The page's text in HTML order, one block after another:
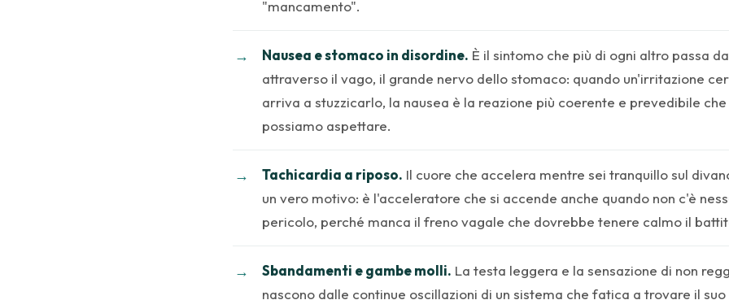
"mancamento".
Nausea e stomaco in disordine. È il sintomo che più di ogni altro passa
attraverso il vago, il grande nervo dello stomaco: quando un'irritazione
arriva a stuzzicarlo, la nausea è la reazione più coerente e prevedibile che
possiamo aspettare.
Tachicardia a riposo. Il cuore che accelera mentre sei tranquillo sul
un vero motivo: è l'acceleratore che si accende anche quando non c'è
pericolo, perché manca il freno vagale che dovrebbe tenere calmo il
Sbandamenti e gambe molli. La testa leggera e la sensazione di non
nascono dalle continue oscillazioni di un sistema che fatica a trovare il suo